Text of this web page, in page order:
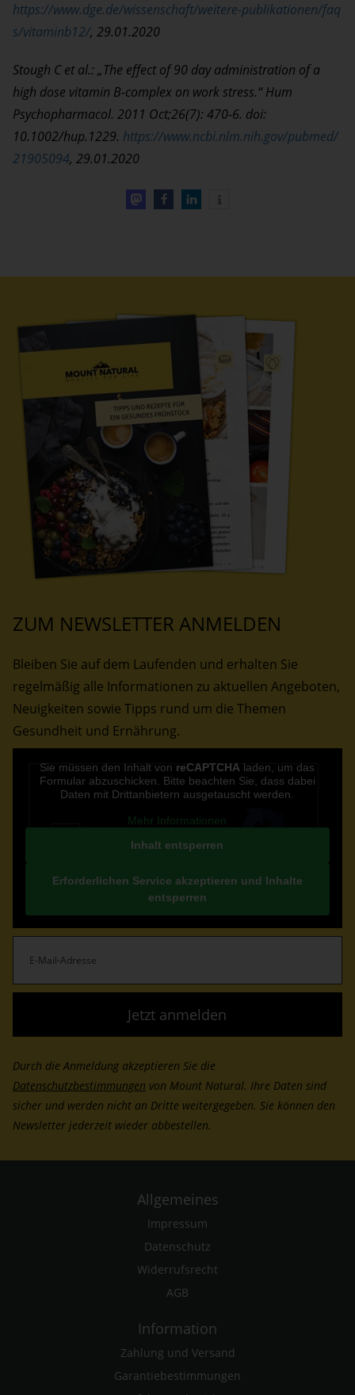
https://www.dge.de/wissenschaft/weitere-publikationen/faq
s/vitaminb12/, 29.01.2020
Stough C et al.: „The effect of 90 day administration of a
high dose vitamin B-complex on work stress.“ Hum
Psychopharmacol. 2011 Oct;26(7): 470-6. doi:
10.1002/hup.1229. https://www.ncbi.nlm.nih.gov/pubmed/
21905094, 29.01.2020
ZUM NEWSLETTER ANMELDEN
Bleiben Sie auf dem Laufenden und erhalten Sie
regelmäßig alle Informationen zu aktuellen Angeboten,
Neuigkeiten sowie Tipps rund um die Themen
Gesundheit und Ernährung.
Sie müssen den Inhalt von reCAPTCHA laden, um das
Formular abzuschicken. Bitte beachten Sie, dass dabei
Daten mit Drittanbietern ausgetauscht werden.
Mehr Informationen
Inhalt entsperren
Erforderlichen Service akzeptieren und Inhalte
entsperren
Mail-
Adresse(erforderlich)
Durch die Anmeldung akzeptieren Sie die
Datenschutzbestimmungen von Mount Natural. Ihre Daten sind
sicher und werden nicht an Dritte weitergegeben. Sie können den
Newsletter jederzeit wieder abbestellen.
Allgemeines
Impressum
Datenschutz
Widerrufsrecht
AGB
Information
Zahlung und Versand
Garantiebestimmungen